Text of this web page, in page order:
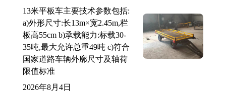
13米平板车主要技术参数包括:
a)外形尺寸:长13m×宽2.45m,栏
板高55cm b)承载能力:标载30-
35吨,最大允许总重49吨 c)符合
国家道路车辆外廓尺寸及轴荷
限值标准
2026年8月4日